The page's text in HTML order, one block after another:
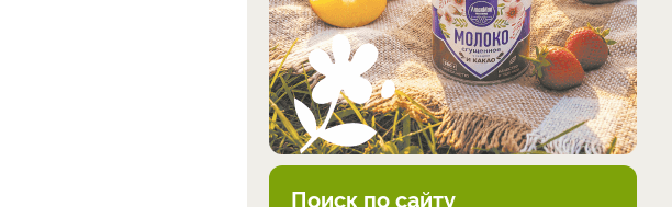
Поиск по сайту